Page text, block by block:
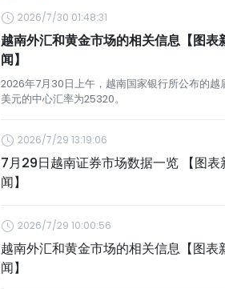
2026/7/30 01:48:31
越南外汇和黄金市场的相关信息【图表
闻】
2026年7月30日上午，越南国家银行所公布的越
美元的中心汇率为25320。
2026/7/29 13:19:06
7月29日越南证券市场数据一览 【图表
闻】
2026/7/29 10:00:56
越南外汇和黄金市场的相关信息【图表
闻】